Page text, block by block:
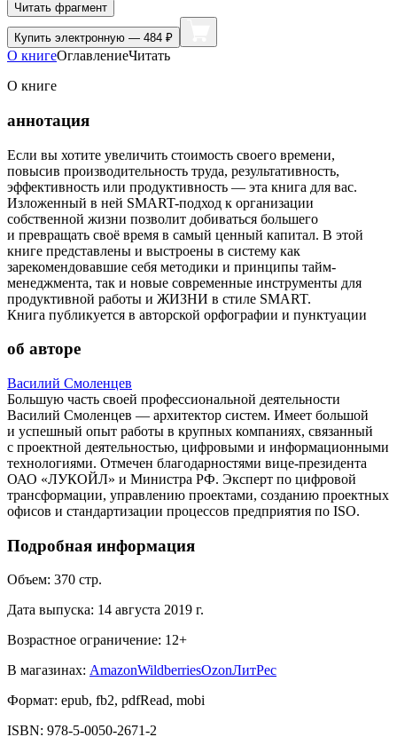
Читать фрагмент
Купить электронную — 484 ₽
О книгеОглавлениеЧитать
О книге
аннотация
Если вы хотите увеличить стоимость своего времени,
повысив производительность труда, результативность,
эффективность или продуктивность — эта книга для вас.
Изложенный в ней SMART-подход к организации
собственной жизни позволит добиваться большего
и превращать своё время в самый ценный капитал. В этой
книге представлены и выстроены в систему как
зарекомендовавшие себя методики и принципы тайм-
менеджмента, так и новые современные инструменты для
продуктивной работы и ЖИЗНИ в стиле SMART.
Книга публикуется в авторской орфографии и пунктуации
об авторе
Василий Смоленцев
Большую часть своей профессиональной деятельности
Василий Смоленцев — архитектор систем. Имеет большой
и успешный опыт работы в крупных компаниях, связанный
с проектной деятельностью, цифровыми и информационными
технологиями. Отмечен благодарностями вице-президента
ОАО «ЛУКОЙЛ» и Министра РФ. Эксперт по цифровой
трансформации, управлению проектами, созданию проектных
офисов и стандартизации процессов предприятия по ISO.
Подробная информация
Объем: 370 стр.
Дата выпуска: 14 августа 2019 г.
Возрастное ограничение: 12+
В магазинах: AmazonWildberriesOzonЛитРес
Формат: epub, fb2, pdfRead, mobi
ISBN: 978-5-0050-2671-2